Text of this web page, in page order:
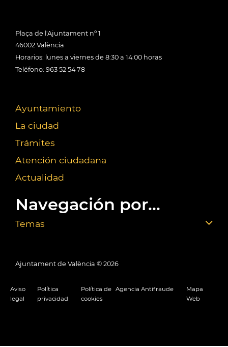
Plaça de l'Ajuntament nº 1
46002 València
Horarios: lunes a viernes de 8:30 a 14:00 horas
Teléfono: 963 52 54 78
Ayuntamiento
La ciudad
Trámites
Atención ciudadana
Actualidad
Navegación por...
Temas
Ajuntament de València © 2026
Aviso
legal
Política
privacidad
Política de
cookies
Agencia Antifraude
Mapa
Web